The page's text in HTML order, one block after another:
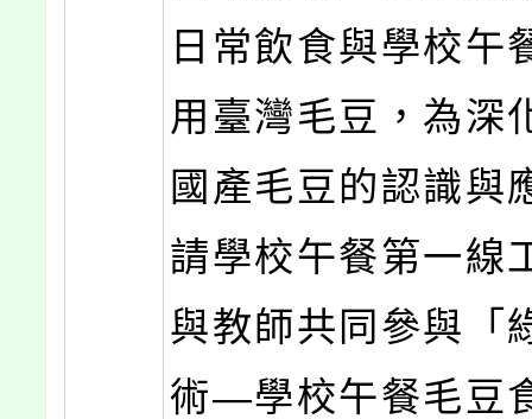
日常飲食與學校午
用臺灣毛豆，為深
國產毛豆的認識與
請學校午餐第一線
與教師共同參與「
術—學校午餐毛豆